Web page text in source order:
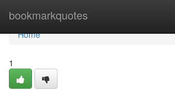
bookmarkquotes
Home
Home
1